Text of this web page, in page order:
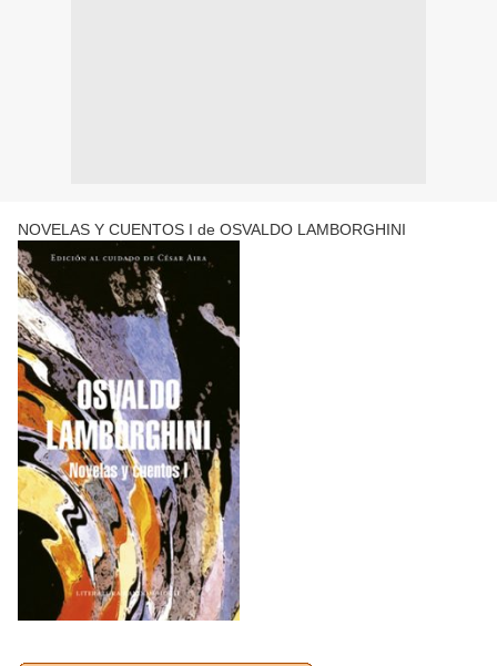
NOVELAS Y CUENTOS I de OSVALDO LAMBORGHINI